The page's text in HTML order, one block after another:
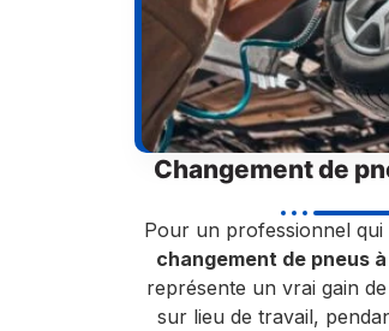
Changement de
Pour un professionnel
changement de pneus
représente un vrai gain
sur lieu de travail,